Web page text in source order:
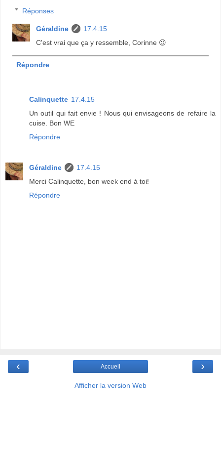
Réponses
Géraldine
17.4.15
C'est vrai que ça y ressemble, Corinne 😉
Répondre
Calinquette 17.4.15
Un outil qui fait envie ! Nous qui envisageons de refaire la
cuise. Bon WE
Répondre
Géraldine
17.4.15
Merci Calinquette, bon week end à toi!
Répondre
‹ ›
Accueil
Afficher la version Web